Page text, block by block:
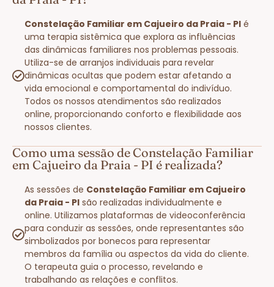
Constelação Familiar em Cajueiro da Praia - PI é
uma terapia sistêmica que explora as influências
das dinâmicas familiares nos problemas pessoais.
Utiliza-se de arranjos individuais para revelar
dinâmicas ocultas que podem estar afetando a
vida emocional e comportamental do indivíduo.
Todos os nossos atendimentos são realizados
online, proporcionando conforto e flexibilidade aos
nossos clientes.
Como uma sessão de Constelação Familiar
em Cajueiro da Praia - PI é realizada?
As sessões de Constelação Familiar em Cajueiro
da Praia - PI são realizadas individualmente e
online. Utilizamos plataformas de videoconferência
para conduzir as sessões, onde representantes são
simbolizados por bonecos para representar
membros da família ou aspectos da vida do cliente.
O terapeuta guia o processo, revelando e
trabalhando as relações e conflitos.